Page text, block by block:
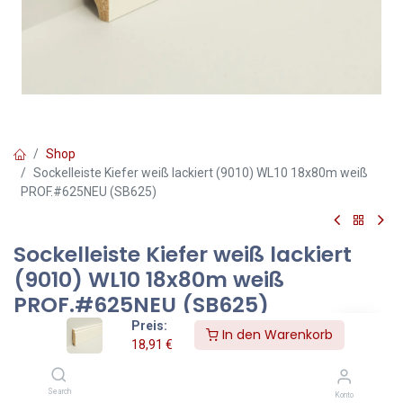
Preis:
18,91 €
In den Warenkorb
Search Konto
Shop
Sockelleiste Kiefer weiß lackiert (9010) WL10 18x80m weiß
PROF.#625NEU (SB625)
Sockelleiste Kiefer weiß lackiert
(9010) WL10 18x80m weiß
PROF.#625NEU (SB625)
Gewicht (kg)
80 mm